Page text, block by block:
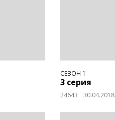
СЕЗОН 1
3 серия
24643 30.04.2018